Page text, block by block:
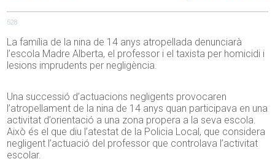
528
La família de la nina de 14 anys atropellada denunciarà
l’escola Madre Alberta, el professor i el taxista per homicidi i
lesions imprudents per negligència.
Una successió d’actuacions negligents provocaren
l’atropellament de la nina de 14 anys quan participava en una
activitat d’orientació a una zona propera a la seva escola.
Això és el que diu l’atestat de la Policia Local, que considera
negligent l’actuació del professor que controlava l’activitat
escolar.